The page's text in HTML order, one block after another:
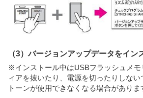
（3）バージョンアップデータをイン
※インストール中はUSBフラッシュメ
ィアを抜いたり、電源を切ったりしな
トーンが使用できなくなる場合がありま